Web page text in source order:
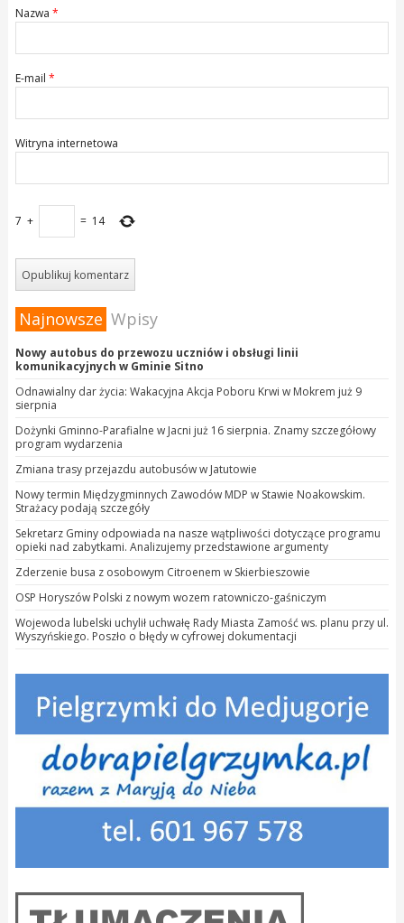
Nazwa *
E-mail *
Witryna internetowa
7 + = 14
Najnowsze Wpisy
Nowy autobus do przewozu uczniów i obsługi linii
komunikacyjnych w Gminie Sitno
Odnawialny dar życia: Wakacyjna Akcja Poboru Krwi w Mokrem już 9
sierpnia
Dożynki Gminno-Parafialne w Jacni już 16 sierpnia. Znamy szczegółowy
program wydarzenia
Zmiana trasy przejazdu autobusów w Jatutowie
Nowy termin Międzygminnych Zawodów MDP w Stawie Noakowskim.
Strażacy podają szczegóły
Sekretarz Gminy odpowiada na nasze wątpliwości dotyczące programu
opieki nad zabytkami. Analizujemy przedstawione argumenty
Zderzenie busa z osobowym Citroenem w Skierbieszowie
OSP Horyszów Polski z nowym wozem ratowniczo-gaśniczym
Wojewoda lubelski uchylił uchwałę Rady Miasta Zamość ws. planu przy ul.
Wyszyńskiego. Poszło o błędy w cyfrowej dokumentacji